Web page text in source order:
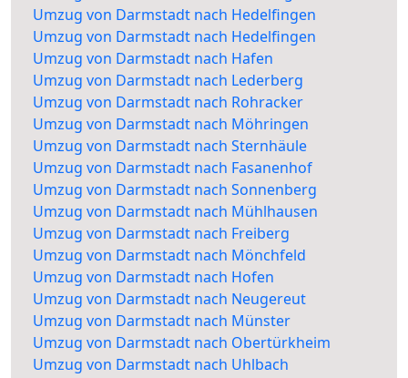
Umzug von Darmstadt nach Hedelfingen
Umzug von Darmstadt nach Hedelfingen
Umzug von Darmstadt nach Hafen
Umzug von Darmstadt nach Lederberg
Umzug von Darmstadt nach Rohracker
Umzug von Darmstadt nach Möhringen
Umzug von Darmstadt nach Sternhäule
Umzug von Darmstadt nach Fasanenhof
Umzug von Darmstadt nach Sonnenberg
Umzug von Darmstadt nach Mühlhausen
Umzug von Darmstadt nach Freiberg
Umzug von Darmstadt nach Mönchfeld
Umzug von Darmstadt nach Hofen
Umzug von Darmstadt nach Neugereut
Umzug von Darmstadt nach Münster
Umzug von Darmstadt nach Obertürkheim
Umzug von Darmstadt nach Uhlbach